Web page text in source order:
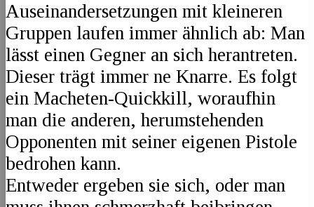
Auseinandersetzungen mit kleineren
Gruppen laufen immer ähnlich ab: Man
lässt einen Gegner an sich herantreten.
Dieser trägt immer ne Knarre. Es folgt
ein Macheten-Quickkill, woraufhin
man die anderen, herumstehenden
Opponenten mit seiner eigenen Pistole
bedrohen kann.
Entweder ergeben sie sich, oder man